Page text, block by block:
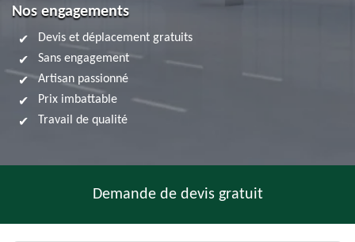
Nos engagements
Devis et déplacement gratuits
Sans engagement
Artisan passionné
Prix imbattable
Travail de qualité
Demande de devis gratuit